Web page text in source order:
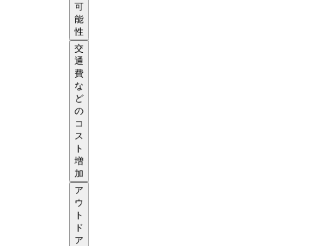
可
能
性
交
通
費
な
ど
の
コ
ス
ト
増
加
ア
ウ
ト
ド
ア